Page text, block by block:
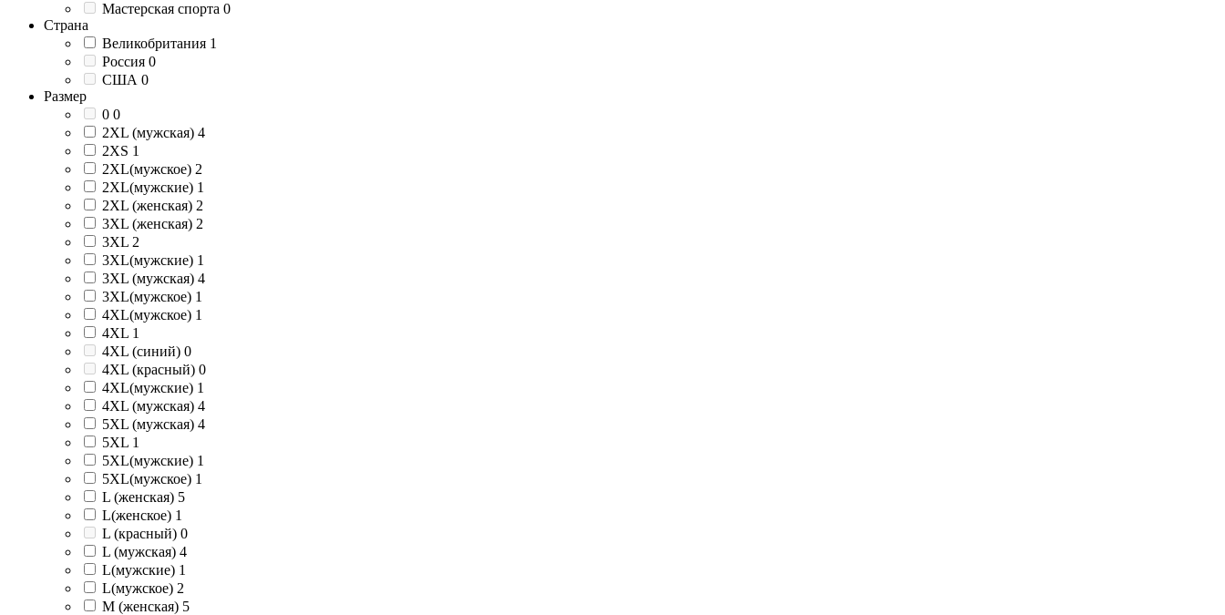
Мастерская спорта 0
Страна
Великобритания 1
Россия 0
США 0
Размер
0 0
2XL (мужская) 4
2XS 1
2XL(мужское) 2
2XL(мужские) 1
2XL (женская) 2
3XL (женская) 2
3XL 2
3XL(мужские) 1
3XL (мужская) 4
3XL(мужское) 1
4XL(мужское) 1
4XL 1
4XL (синий) 0
4XL (красный) 0
4XL(мужские) 1
4XL (мужская) 4
5XL (мужская) 4
5XL 1
5XL(мужские) 1
5XL(мужское) 1
L (женская) 5
L(женское) 1
L (красный) 0
L (мужская) 4
L(мужские) 1
L(мужское) 2
M (женская) 5